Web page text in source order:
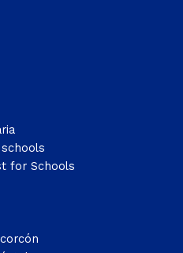
for Schools